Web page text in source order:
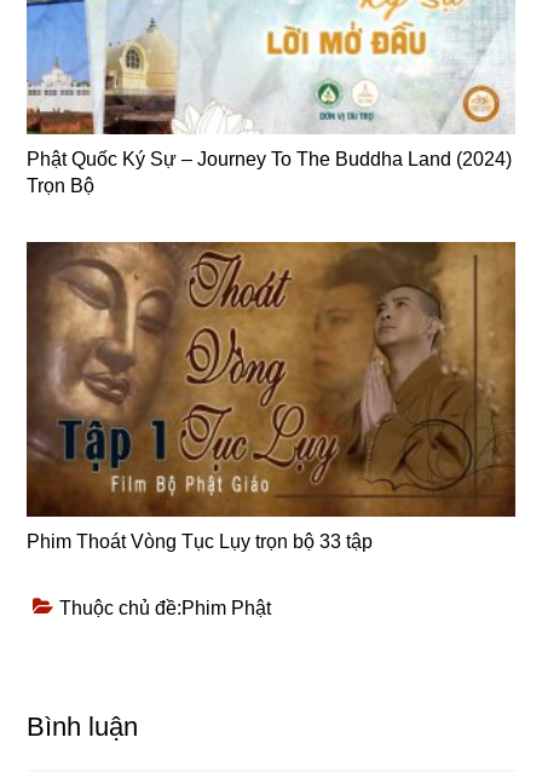
Phật Quốc Ký Sự – Journey To The Buddha Land (2024)
Trọn Bộ
Phim Thoát Vòng Tục Lụy trọn bộ 33 tập
Thuộc chủ đề:Phim Phật
Reader
Bình luận